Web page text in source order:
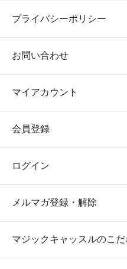
プライバシーポリシー
お問い合わせ
マイアカウント
会員登録
ログイン
メルマガ登録・解除
マジックキャッスルのこだ